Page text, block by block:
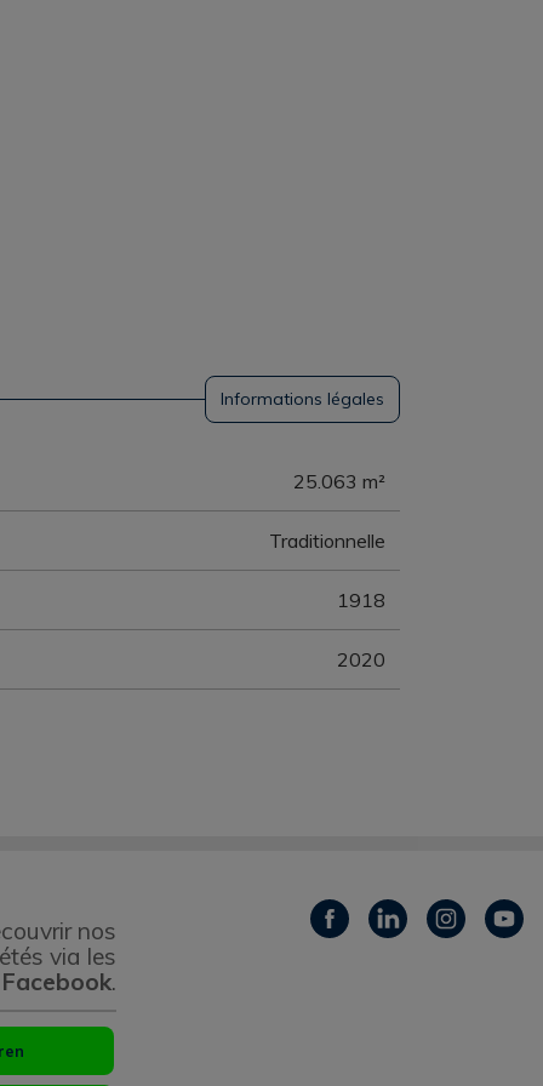
Informations légales
25.063 m²
Traditionnelle
1918
2020
nos
via les
.